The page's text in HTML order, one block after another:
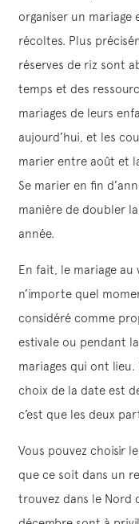
organiser un mariage
récoltes. Plus
réserves de riz sont
temps et des
mariages de leurs
aujourd’hui, et les
marier entre août et
Se marier en fin
manière de doubler
année.
En fait, le mariage
n’importe quel
considéré comme
estivale ou pendant
mariages qui ont lieu.
choix de la date est
c’est que les deux
Vous pouvez choisir
que ce soit dans un
trouvez dans le Nord